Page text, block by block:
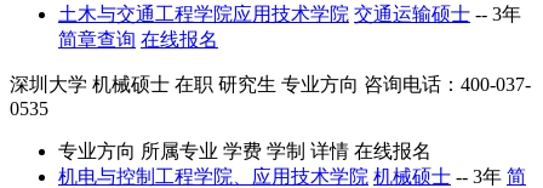
土木与交通工程学院应用技术学院 交通运输硕士 -- 3年
简章查询 在线报名
深圳大学 机械硕士 在职 研究生 专业方向 咨询电话：400-037-
0535
专业方向 所属专业 学费 学制 详情 在线报名
机电与控制工程学院、应用技术学院 机械硕士 -- 3年 简